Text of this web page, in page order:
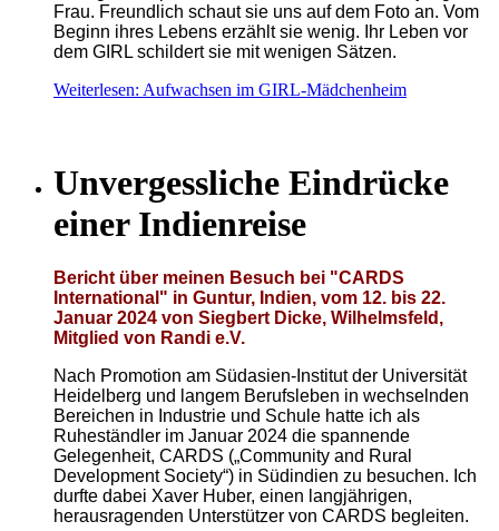
Frau. Freundlich schaut sie uns auf dem Foto an. Vom
Beginn ihres Lebens erzählt sie wenig. Ihr Leben vor
dem GIRL schildert sie mit wenigen Sätzen.
Weiterlesen: Aufwachsen im GIRL-Mädchenheim
Unvergessliche Eindrücke
einer Indienreise
Bericht über meinen Besuch bei "CARDS
International" in Guntur, Indien, vom 12. bis 22.
Januar 2024 von Siegbert Dicke, Wilhelmsfeld,
Mitglied von Randi e.V.
Nach Promotion am Südasien-Institut der Universität
Heidelberg und langem Berufsleben in wechselnden
Bereichen in Industrie und Schule hatte ich als
Ruheständler im Januar 2024 die spannende
Gelegenheit, CARDS („Community and Rural
Development Society“) in Südindien zu besuchen. Ich
durfte dabei Xaver Huber, einen langjährigen,
herausragenden Unterstützer von CARDS begleiten.